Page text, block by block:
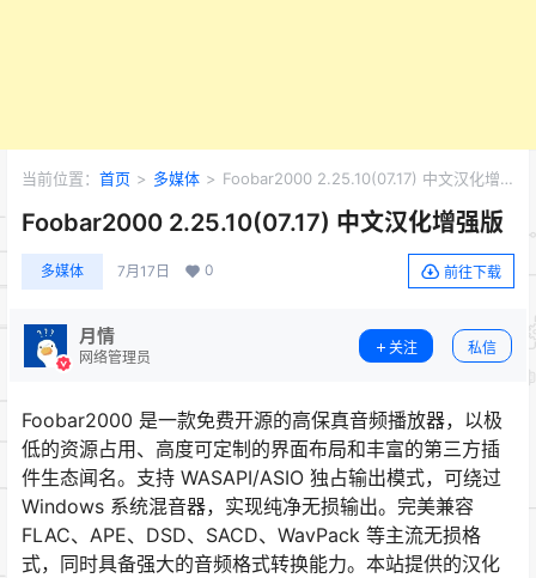
当前位置： 首页 > 多媒体 > Foobar2000 2.25.10(07.17) 中文汉化增
Foobar2000 2.25.10(07.17) 中文汉化增强版
多媒体 7月17日 0 前往下载
月情
网络管理员
关注 私信
Foobar2000 是一款免费开源的高保真音频播放器，以极
低的资源占用、高度可定制的界面布局和丰富的第三方插
件生态闻名。支持 WASAPI/ASIO 独占输出模式，可绕过
Windows 系统混音器，实现纯净无损输出。完美兼容
FLAC、APE、DSD、SACD、WavPack 等主流无损格
式，同时具备强大的音频格式转换能力。本站提供的汉化